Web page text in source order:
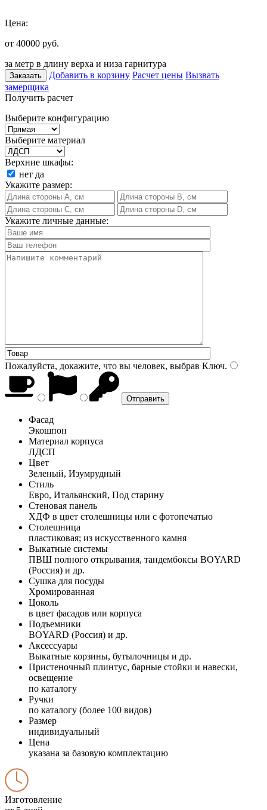
Цена:
от 40000 руб.
за метр в длину верха и низа гарнитура
Заказать Добавить в корзину Расчет цены Вызвать
замерщика
Получить расчет
Выберите конфигурацию
Выберите материал
Верхние шкафы:
нет да
Укажите размер:
Укажите личные данные:
Пожалуйста, докажите, что вы человек, выбрав Ключ.
Фасад
Экошпон
Материал корпуса
ЛДСП
Цвет
Зеленый, Изумрудный
Стиль
Евро, Итальянский, Под старину
Стеновая панель
ХДФ в цвет столешницы или с фотопечатью
Столешница
пластиковая; из искусственного камня
Выкатные системы
ПВШ полного открывания, тандембоксы BOYARD
(Россия) и др.
Сушка для посуды
Хромированная
Цоколь
в цвет фасадов или корпуса
Подъемники
BOYARD (Россия) и др.
Аксессуары
Выкатные корзины, бутылочницы и др.
Пристеночный плинтус, барные стойки и навески,
освещение
по каталогу
Ручки
по каталогу (более 100 видов)
Размер
индивидуальный
Цена
указана за базовую комплектацию
Изготовление